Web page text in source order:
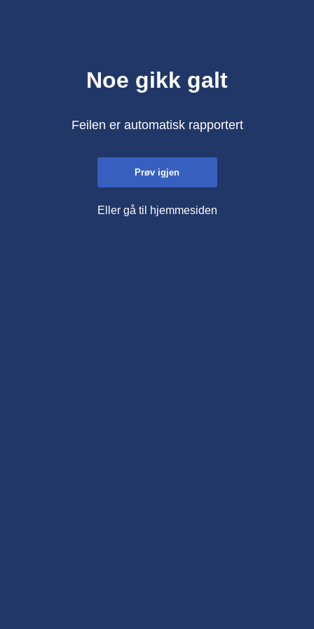
Noe gikk galt
Feilen er automatisk rapportert
Prøv igjen
Eller gå til hjemmesiden